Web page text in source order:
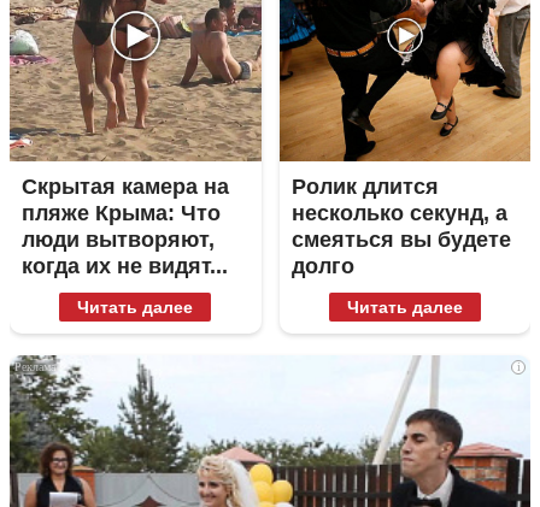
Скрытая камера на
пляже Крыма: Что
люди вытворяют,
когда их не видят...
Читать далее
Ролик длится
несколько секунд, а
смеяться вы будете
долго
Читать далее
i